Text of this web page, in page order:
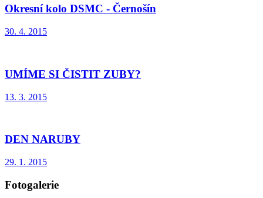
Okresní kolo DSMC - Černošín
30. 4. 2015
UMÍME SI ČISTIT ZUBY?
13. 3. 2015
DEN NARUBY
29. 1. 2015
Fotogalerie